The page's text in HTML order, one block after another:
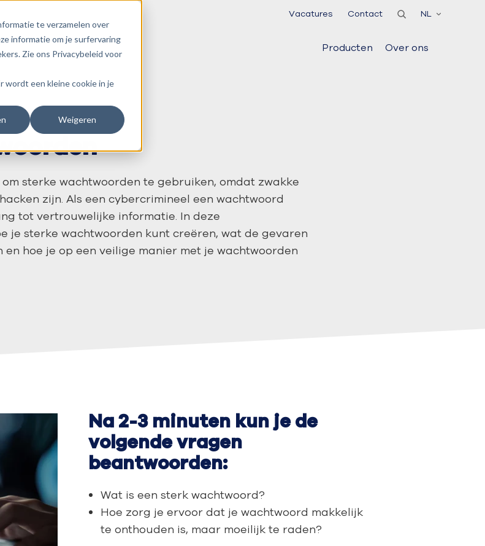
te verzamelen over
informatie om je surfervaring
Zie ons Privacybeleid voor
wordt een kleine cookie in je
Weigeren
Vacatures Contact NL
Producten Over ons
sterke wachtwoorden te gebruiken, omdat zwakke
zijn. Als een cybercrimineel een wachtwoord
tot vertrouwelijke informatie. In deze
je sterke wachtwoorden kunt creëren, wat de gevaren
hoe je op een veilige manier met je wachtwoorden
Na 2-3 minuten kun je de
volgende vragen
beantwoorden:
Wat is een sterk wachtwoord?
Hoe zorg je ervoor dat je wachtwoord makkelijk
te onthouden is, maar moeilijk te raden?